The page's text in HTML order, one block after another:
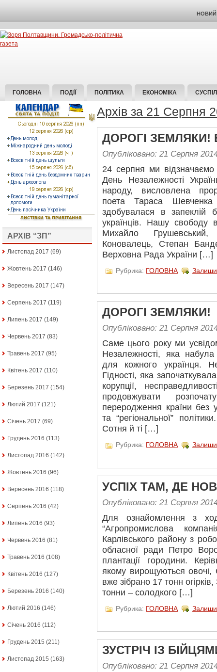
НОВИЙ
ГОЛОВНА ПОДІЇ ПОЛІТИКА ЕКОНОМІКА
АРХІВ “ЗП”
Листопад 2017 (69)
Жовтень 2017 (146)
Вересень 2017 (147)
Серпень 2017 (119)
Липень 2017 (149)
Червень 2017 (83)
Травень 2017 (95)
Квітень 2017 (110)
Березень 2017 (154)
Лютий 2017 (121)
Січень 2017 (69)
Грудень 2016 (113)
Листопад 2016 (142)
Жовтень 2016 (96)
Вересень 2016 (118)
Серпень 2016 (42)
Липень 2016 (93)
Червень 2016 (81)
Травень 2016 (108)
Квітень 2016 (127)
Березень 2016 (140)
Лютий 2016 (146)
Січень 2016 (112)
Грудень 2015 (211)
Листопад 2015 (163)
Архів за 21 Серпня
ДОРОГІ ЗЕМЛЯКИ!
Опубліковано: 21 Серпня
24 серпня ми
День Незалежності
народу, висловлена
поета Тараса
здобувалася в запеклій
українців. Нашу свободу
Михайло
Коновалець, Степан
Верховна Рада України […]
Рубрика: ГОЛОВНА
ДОРОГІ ЗЕМЛЯКИ!
Опубліковано: 21 Серпня
Саме цього року ми
Незалежності, яка
для кожного українця.
Гідності, яка
корупції,
продовжувати
переродження країни без
та “регіональної”
Сотня й ті […]
Рубрика: ГОЛОВНА
УСПІХ ТАМ, ДЕ
Опубліковано: 21 Серпня
Для ознайомлення з
“Агропромислова
Карлівського району з
обласної ради Петро
плантації городини.
якому вирощуються овочі,
вже зібрано 17 тонн
тонни – солодкого […]
Рубрика: ГОЛОВНА
ЗУСТРІЧ ІЗ
Опубліковано: 21 Серпня